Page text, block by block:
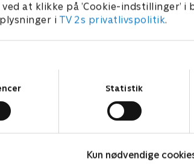
at klikke på ’Cookie-indstillinger’ i
i TV 2s privatlivspolitik.
Statistik
Kun nødvendige